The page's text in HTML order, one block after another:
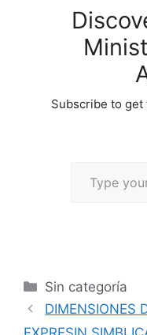
Subscribe to
Sin categoría
DIMENSIONES